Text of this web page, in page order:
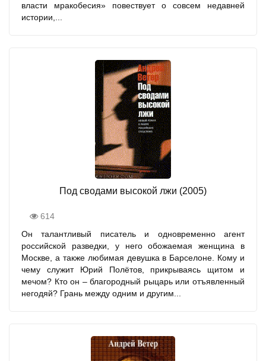
власти мракобесия» повествует о совсем недавней
истории,...
Под сводами высокой лжи (2005)
614
Он талантливый писатель и одновременно агент
российской разведки, у него обожаемая женщина в
Москве, а также любимая девушка в Барселоне. Кому и
чему служит Юрий Полётов, прикрываясь щитом и
мечом? Кто он – благородный рыцарь или отъявленный
негодяй? Грань между одним и другим...